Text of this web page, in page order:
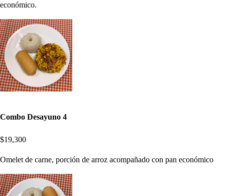
económico.
Combo Desayuno 4
$19,300
Omelet de carne, porción de arroz acompañado con pan económico